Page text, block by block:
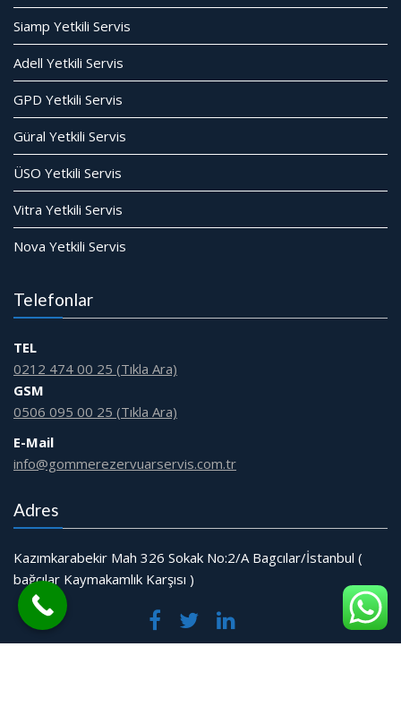
Siamp Yetkili Servis
Adell Yetkili Servis
GPD Yetkili Servis
Güral Yetkili Servis
ÜSO Yetkili Servis
Vitra Yetkili Servis
Nova Yetkili Servis
Telefonlar
TEL
0212 474 00 25 (Tıkla Ara)
GSM
0506 095 00 25 (Tıkla Ara)
E-Mail
info@gommerezervuarservis.com.tr
Adres
Kazımkarabekir Mah 326 Sokak No:2/A Bagcılar/İstanbul (
bağcılar Kaymakamlık Karşısı )